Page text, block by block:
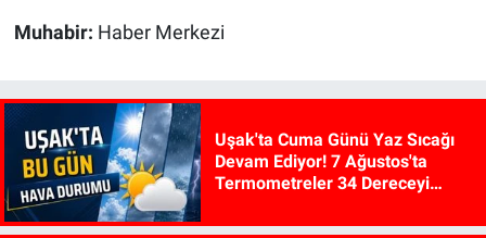
Muhabir: Haber Merkezi
Uşak'ta Cuma Günü Yaz Sıcağı
Devam Ediyor! 7 Ağustos'ta
Termometreler 34 Dereceyi